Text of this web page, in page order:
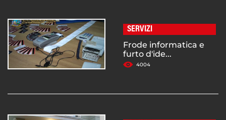
SERVIZI
Frode informatica e
furto d'ide...
4004